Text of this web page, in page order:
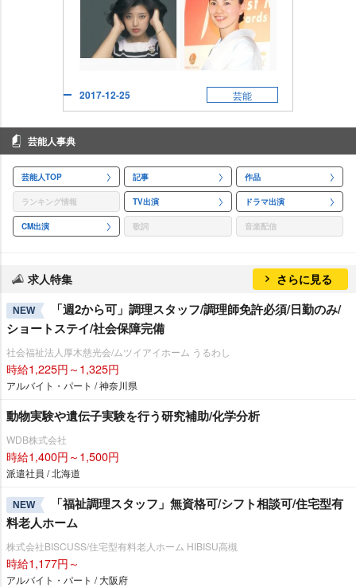
2017-12-25 芸能
芸能人事典
芸能人TOP 記事 作品
ランキング情報 TV出演 ドラマ出演
CM出演 歌詞 音楽配信
求人特集 さらに見る
NEW
「週2から可」調理スタッフ/調理師免許必須/日勤のみ/
ショートステイ/社会保障完備
社会福祉法人厚木慈光会/ムツイアイホーム うるわし
時給1,225円～1,325円
アルバイト・パート / 神奈川県
動物実験や遺伝子実験を行う研究補助/化学分析
WDB株式会社
時給1,400円～1,500円
派遣社員 / 北海道
NEW
「福祉調理スタッフ」無資格可/シフト相談可/住宅型有
料老人ホーム
株式会社BISCUSS/住宅型有料老人ホーム HIBISU高槻
時給1,177円～
アルバイト・パート / 大阪府